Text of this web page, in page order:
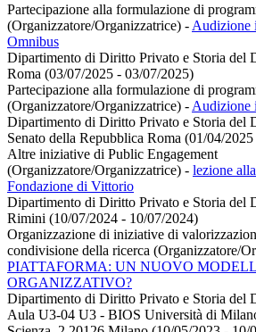
Partecipazione alla formulazione di
(Organizzatore/Organizzatrice) - Audizione
Omnibus
Dipartimento di Diritto Privato e Storia del
Roma (03/07/2025 - 03/07/2025)
Partecipazione alla formulazione di
(Organizzatore/Organizzatrice) - Audizione
Dipartimento di Diritto Privato e Storia del
Senato della Repubblica Roma (01/04/
Altre iniziative di Public Engagement
(Organizzatore/Organizzatrice) - lezione
Fondazione di Vittorio
Dipartimento di Diritto Privato e Storia del
Rimini (10/07/2024 - 10/07/2024)
Organizzazione di iniziative di
condivisione della ricerca (Organizzatore/
PIATTAFORMA: UN NUOVO
ORGANIZZATIVO?
Dipartimento di Diritto Privato e Storia del
Aula U3-04 U3 - BIOS Università di